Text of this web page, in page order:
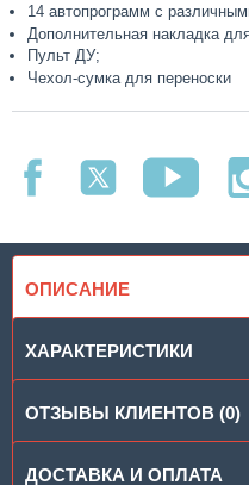
14 автопрограмм с
Дополнительная накладка
Пульт ДУ;
Чехол-сумка для переноски
ОПИСАНИЕ
ХАРАКТЕРИСТИКИ
ОТЗЫВЫ КЛИЕНТОВ (0)
ДОСТАВКА И ОПЛАТА